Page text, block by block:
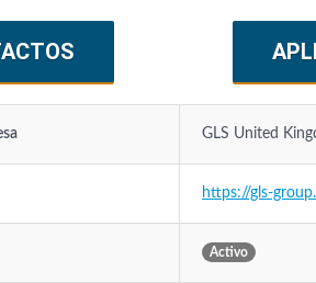
GLS United
https://gls-
Activo